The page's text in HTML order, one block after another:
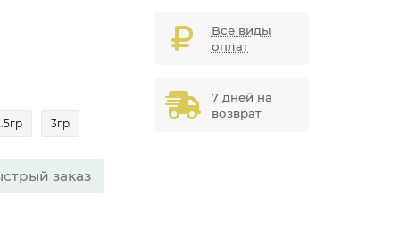
3гр
заказ
Все виды
оплат
7 дней на
возврат